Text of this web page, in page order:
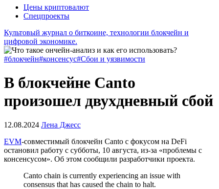
Цены криптовалют
Спецпроекты
Культовый журнал о биткоине, технологии блокчейн и
цифровой экономике.
#блокчейн#консенсус#Сбои и уязвимости
В блокчейне Canto
произошел двухдневный сбой
12.08.2024 Лена Джесс
EVM-совместимый блокчейн Canto c фокусом на DeFi
остановил работу с субботы, 10 августа, из-за «проблемы с
консенсусом». Об этом сообщили разработчики проекта.
Canto chain is currently experiencing an issue with
consensus that has caused the chain to halt.